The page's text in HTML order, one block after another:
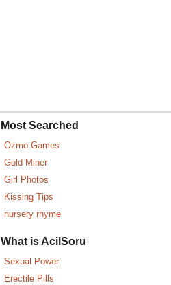
Most Searched
Ozmo Games
Gold Miner
Girl Photos
Kissing Tips
nursery rhyme
What is AcilSoru
Sexual Power
Erectile Pills